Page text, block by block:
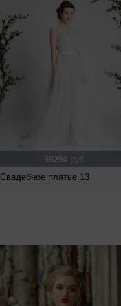
39250 руб.
Свадебное платье 13